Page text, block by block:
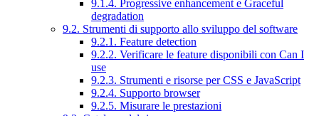
9.1.4. Progressive enhancement e Graceful
degradation
9.2. Strumenti di supporto allo sviluppo del software
9.2.1. Feature detection
9.2.2. Verificare le feature disponibili con Can I
use
9.2.3. Strumenti e risorse per CSS e JavaScript
9.2.4. Supporto browser
9.2.5. Misurare le prestazioni